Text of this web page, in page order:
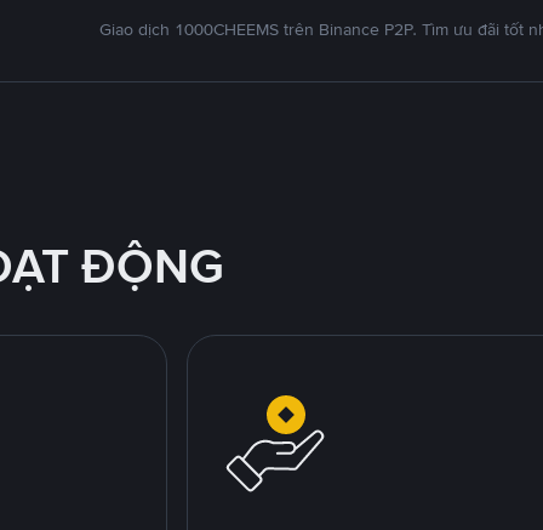
Giao dịch 1000CHEEMS trên Binance P2P. Tìm ưu đãi tốt
ĐỘNG